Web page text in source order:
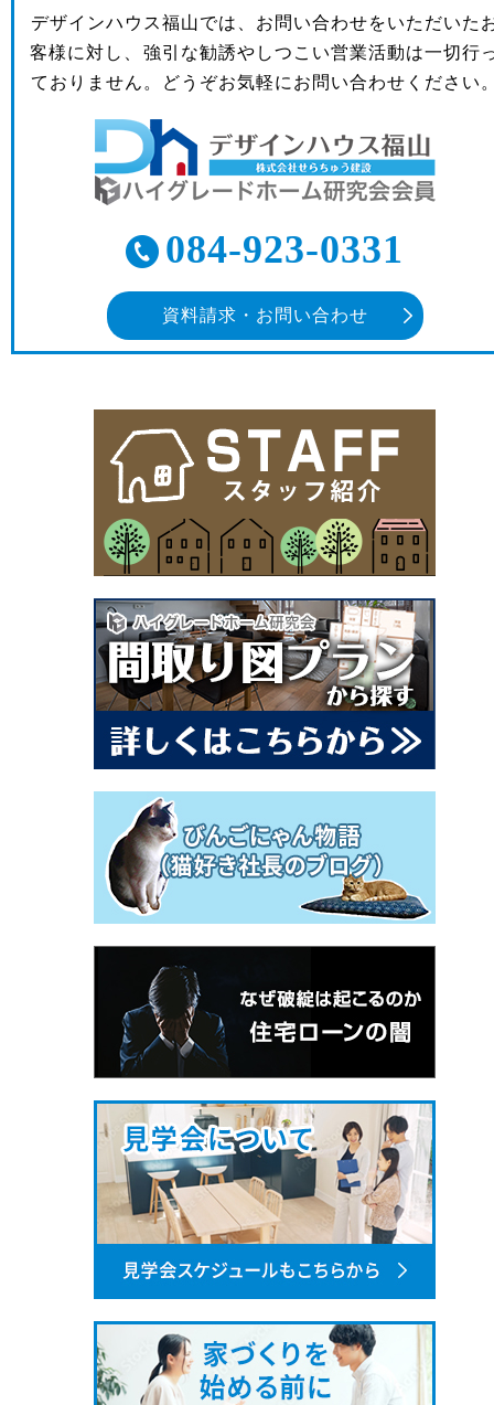
デザインハウス福山では、お問い合わせをいただいた
客様に対し、強引な勧誘やしつこい営業活動は一切行
ておりません。どうぞお気軽にお問い合わせください
084-923-0331
資料請求・お問い合わせ